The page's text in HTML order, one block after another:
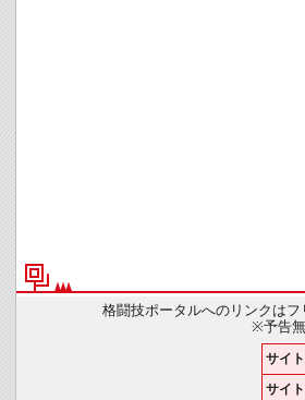
格闘技ポータルへのリンクは
※予告
サイ
サイ